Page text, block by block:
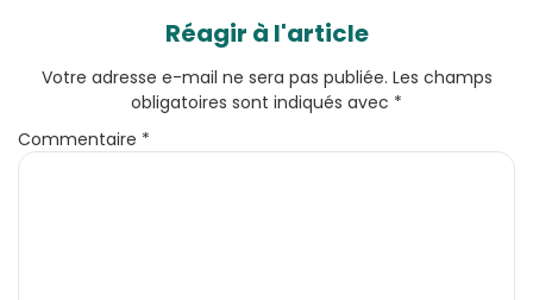
Réagir à l'article
Votre adresse e-mail ne sera pas publiée. Les champs
obligatoires sont indiqués avec *
Commentaire *